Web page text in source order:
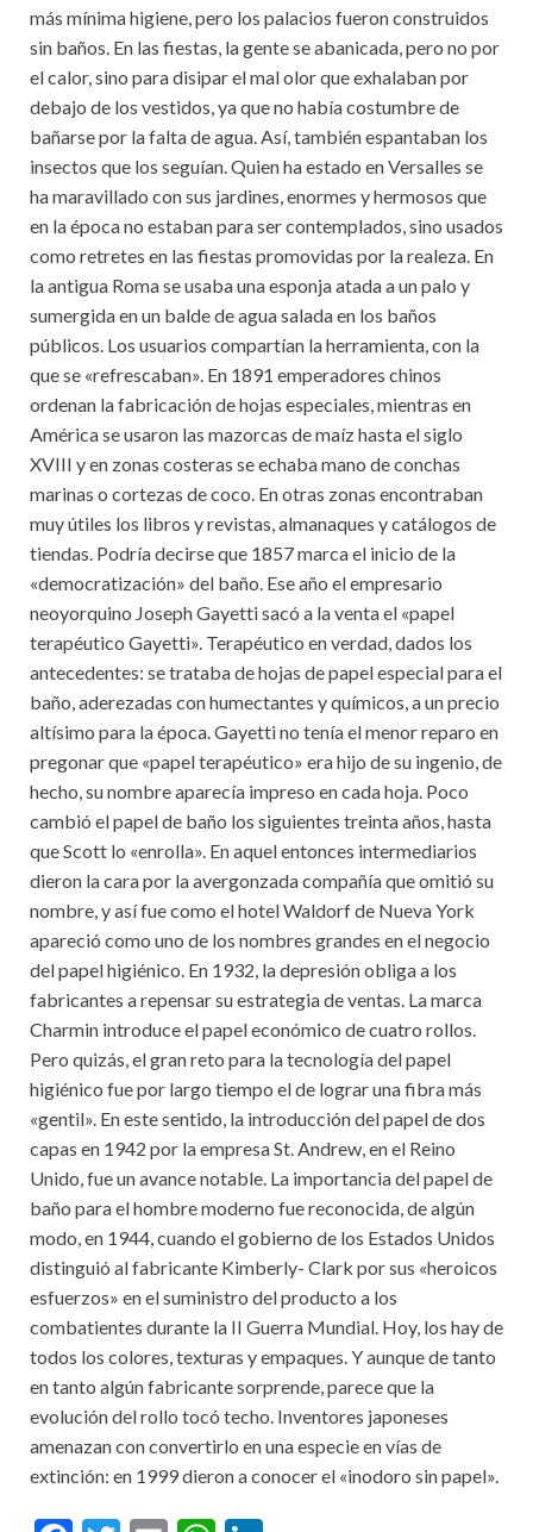
más mínima higiene, pero los palacios fueron construidos
sin baños. En las fiestas, la gente se abanicada, pero no por
el calor, sino para disipar el mal olor que exhalaban por
debajo de los vestidos, ya que no había costumbre de
bañarse por la falta de agua. Así, también espantaban los
insectos que los seguían. Quien ha estado en Versalles se
ha maravillado con sus jardines, enormes y hermosos que
en la época no estaban para ser contemplados, sino usados
como retretes en las fiestas promovidas por la realeza. En
la antigua Roma se usaba una esponja atada a un palo y
sumergida en un balde de agua salada en los baños
públicos. Los usuarios compartían la herramienta, con la
que se «refrescaban». En 1891 emperadores chinos
ordenan la fabricación de hojas especiales, mientras en
América se usaron las mazorcas de maíz hasta el siglo
XVIII y en zonas costeras se echaba mano de conchas
marinas o cortezas de coco. En otras zonas encontraban
muy útiles los libros y revistas, almanaques y catálogos de
tiendas. Podría decirse que 1857 marca el inicio de la
«democratización» del baño. Ese año el empresario
neoyorquino Joseph Gayetti sacó a la venta el «papel
terapéutico Gayetti». Terapéutico en verdad, dados los
antecedentes: se trataba de hojas de papel especial para el
baño, aderezadas con humectantes y químicos, a un precio
altísimo para la época. Gayetti no tenía el menor reparo en
pregonar que «papel terapéutico» era hijo de su ingenio, de
hecho, su nombre aparecía impreso en cada hoja. Poco
cambió el papel de baño los siguientes treinta años, hasta
que Scott lo «enrolla». En aquel entonces intermediarios
dieron la cara por la avergonzada compañía que omitió su
nombre, y así fue como el hotel Waldorf de Nueva York
apareció como uno de los nombres grandes en el negocio
del papel higiénico. En 1932, la depresión obliga a los
fabricantes a repensar su estrategia de ventas. La marca
Charmin introduce el papel económico de cuatro rollos.
Pero quizás, el gran reto para la tecnología del papel
higiénico fue por largo tiempo el de lograr una fibra más
«gentil». En este sentido, la introducción del papel de dos
capas en 1942 por la empresa St. Andrew, en el Reino
Unido, fue un avance notable. La importancia del papel de
baño para el hombre moderno fue reconocida, de algún
modo, en 1944, cuando el gobierno de los Estados Unidos
distinguió al fabricante Kimberly- Clark por sus «heroicos
esfuerzos» en el suministro del producto a los
combatientes durante la II Guerra Mundial. Hoy, los hay de
todos los colores, texturas y empaques. Y aunque de tanto
en tanto algún fabricante sorprende, parece que la
evolución del rollo tocó techo. Inventores japoneses
amenazan con convertirlo en una especie en vías de
extinción: en 1999 dieron a conocer el «inodoro sin papel».